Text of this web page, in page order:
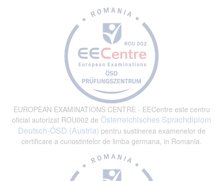
EUROPEAN EXAMINATIONS CENTRE - EECentre este centru
oficial autorizat ROU002 de Österreichisches Sprachdiplom
Deutsch-ÖSD (Austria) pentru sustinerea examenelor de
certificare a cunostintelor de limba germana, in Romania.